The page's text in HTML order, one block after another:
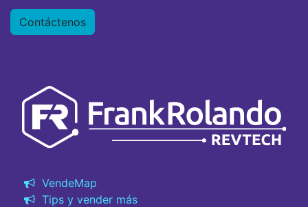
Contáctenos
VendeMap
Tips y vender más